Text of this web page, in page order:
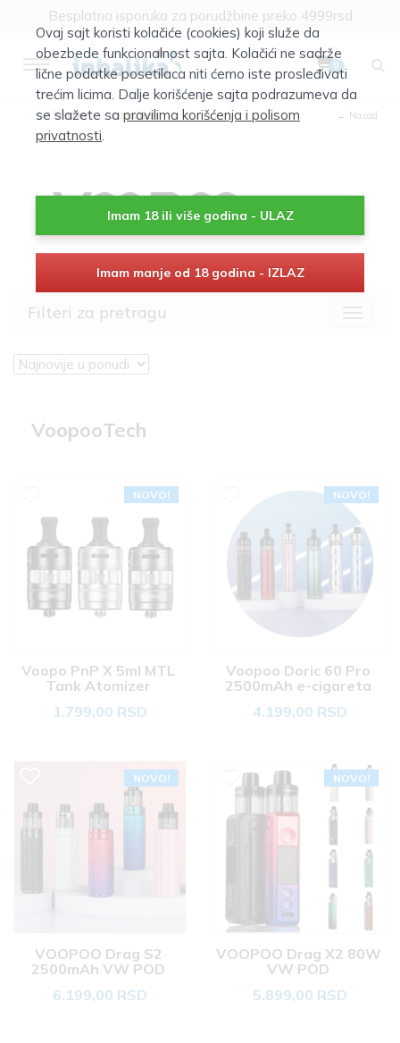
Klik za više informacija
Besplatna isporuka za porudžbine preko 4999rsd
0
Svi brendovi VoopooTech ← Nazad
Filteri za pretragu
VoopooTech
NOVO!
Voopo PnP X 5ml MTL
Tank Atomizer
1.799,00 RSD
NOVO!
Voopoo Doric 60 Pro
2500mAh e-cigareta
4.199,00 RSD
NOVO!
VOOPOO Drag S2
2500mAh VW POD
6.199,00 RSD
NOVO!
VOOPOO Drag X2 80W
VW POD
5.899,00 RSD
Ovaj sajt koristi kolačiće (cookies) koji služe da
obezbede funkcionalnost sajta. Kolačići ne sadrže
lične podatke posetilaca niti ćemo iste prosleđivati
trećim licima. Dalje korišćenje sajta podrazumeva da
se slažete sapravilima korišćenja i polisom
privatnosti.
Imam 18 ili više godina - ULAZ
Imam manje od 18 godina - IZLAZ